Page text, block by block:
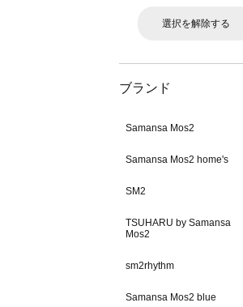
選択を解除する
ブランド
Samansa Mos2
Samansa Mos2 home's
SM2
TSUHARU by Samansa
Mos2
sm2rhythm
Samansa Mos2 blue